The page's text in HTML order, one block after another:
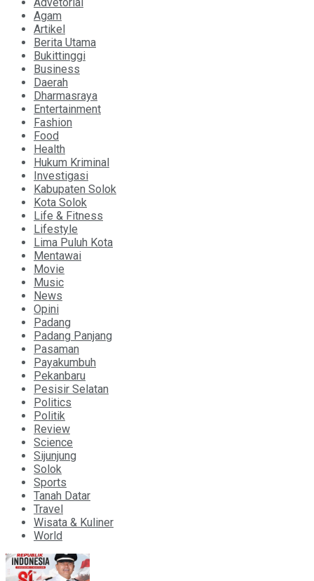
Agam
Artikel
Berita Utama
Bukittinggi
Business
Daerah
Dharmasraya
Entertainment
Fashion
Food
Health
Hukum Kriminal
Investigasi
Kabupaten Solok
Kota Solok
Life & Fitness
Lifestyle
Lima Puluh Kota
Mentawai
Movie
Music
News
Opini
Padang
Padang Panjang
Pasaman
Payakumbuh
Pekanbaru
Pesisir Selatan
Politics
Politik
Review
Science
Sijunjung
Solok
Sports
Tanah Datar
Travel
Wisata & Kuliner
World